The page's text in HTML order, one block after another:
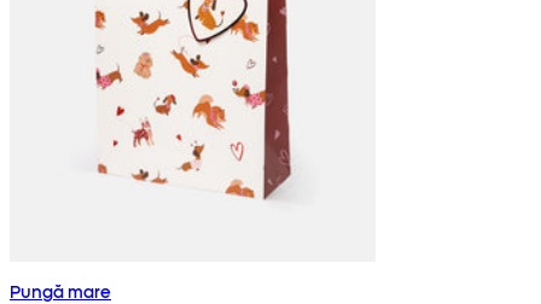
Pungă mare